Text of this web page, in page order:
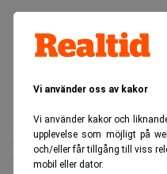
Vi använder oss av kakor
Vi använder kakor och
upplevelse som möjligt på
och/eller får tillgång till viss
mobil eller dator.
Enligt Ek ska investeringen
bolaget och vad man håller